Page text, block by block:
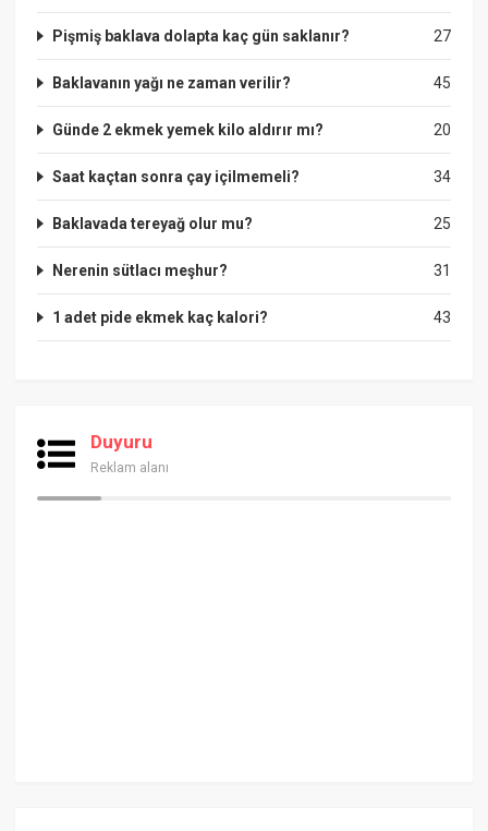
27
Pişmiş baklava dolapta kaç gün saklanır?
45
Baklavanın yağı ne zaman verilir?
20
Günde 2 ekmek yemek kilo aldırır mı?
34
Saat kaçtan sonra çay içilmemeli?
25
Baklavada tereyağ olur mu?
31
Nerenin sütlacı meşhur?
43
1 adet pide ekmek kaç kalori?
Duyuru
Reklam alanı